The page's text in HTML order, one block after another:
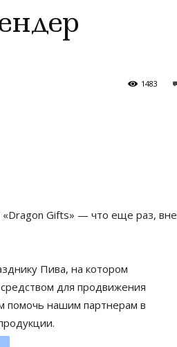
1483
«Dragon Gifts» — что еще раз, вне
Пива, на котором
для продвижения
помочь нашим партнерам в